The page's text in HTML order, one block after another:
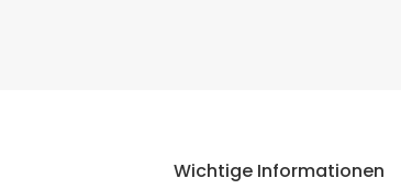
Wichtige Informationen